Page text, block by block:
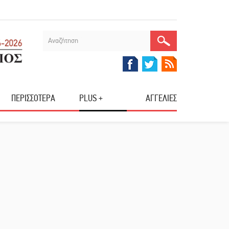
ΠΕΡΙΣΣΟΤΕΡΑ PLUS + ΑΓΓΕΛΙΕΣ